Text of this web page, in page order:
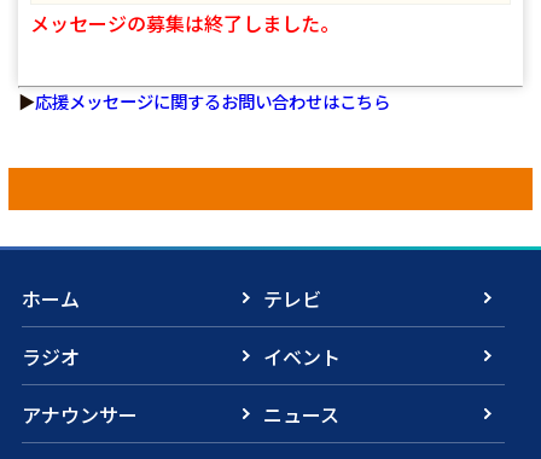
メッセージの募集は終了しました。
▶応援メッセージに関するお問い合わせはこちら
ホーム
テレビ
ラジオ
イベント
アナウンサー
ニュース